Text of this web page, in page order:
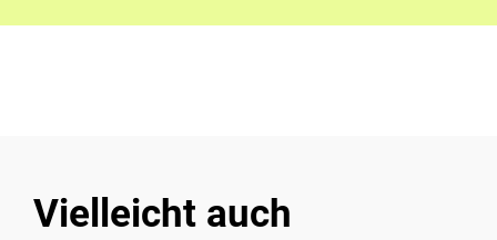
Vielleicht auch